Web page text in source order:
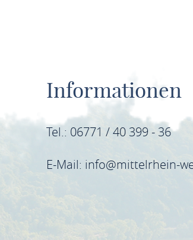
Informationen
Tel.: 06771 / 40 399 - 36
E-Mail: info@mittelrhein-